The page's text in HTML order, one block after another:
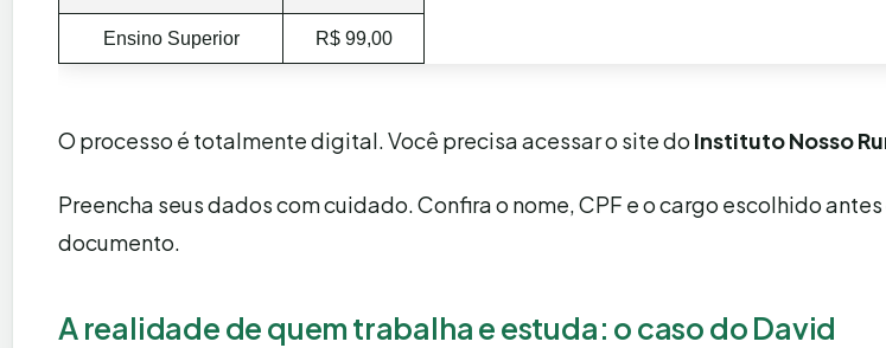
Ensino Superior R$ 99,00
O processo é totalmente digital. Você precisa acessar o site do Instituto Nosso
Preencha seus dados com cuidado. Confira o nome, CPF e o cargo escolhido
documento.
A realidade de quem trabalha e estuda: o caso do David